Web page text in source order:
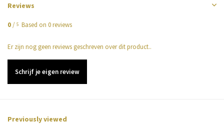
Reviews
0/ 5 Based on 0 reviews
Er zijn nog geen reviews geschreven over dit product..
Schrijf je eigen review
Previously viewed